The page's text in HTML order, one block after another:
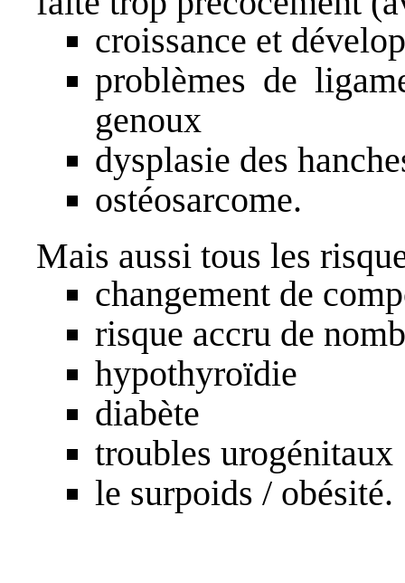
croissance et
problèmes de
genoux
dysplasie des
ostéosarcome.
Mais aussi tous les
changement de
risque accru de
hypothyroïdie
diabète
troubles urogénitaux
le surpoids / obésité.